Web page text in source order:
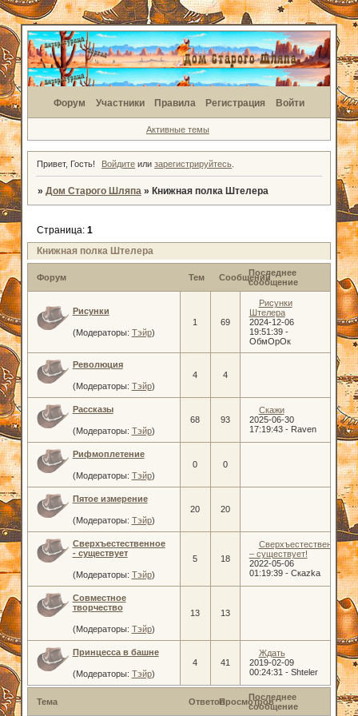
Форум Участники Правила Регистрация Войти
Активные темы
Привет, Гость! Войдите илизарегистрируйтесь
» Дом Старого Шляпа » Книжная полка Штелера
Книжная полка Штелера
Страница: 1
Форум Тем СообщенийПоследнее
сообщение
Рисунки
(Модераторы: Тэйр)
1 69
Рисунки
Штелера
2024-12-06
19:51:39-
ОбмОрОк
Революция
(Модераторы: Тэйр)
4 4
Рассказы
(Модераторы: Тэйр)
68 93
Скажи
2025-06-30
17:19:43- Raven
Рифмоплетение
(Модераторы: Тэйр)
0 0
Пятое измерение
(Модераторы: Тэйр)
20 20
Сверхъестественное
- существует
(Модераторы: Тэйр)
5 18
Сверхъестественное
– существует!
2022-05-06
01:19:39- Скаzka
Совместное
творчество
(Модераторы: Тэйр)
13 13
Принцесса в башне
(Модераторы: Тэйр)
4 41
Ждать
2019-02-09
00:24:31 - Shteler
Тема ОтветовПросмотровПоследнее
сообщение